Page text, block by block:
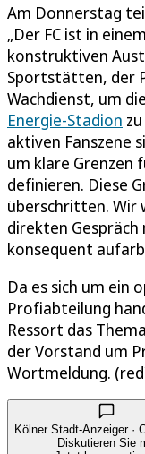
Am Donnerstag
„Der FC ist in
konstruktiven
Sportstätten, der
Wachdienst, um
Energie-Stadion
aktiven Fanszene
um klare Grenzen
definieren. Diese
überschritten. Wir
direkten
konsequent
Da es sich um ein
Profiabteilung
Ressort das
der Vorstand um
Wortmeldung.
Kölner Stadt-Anzeiger ·
Diskutieren Sie